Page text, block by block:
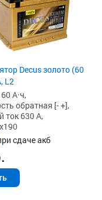
Decus золото (60
L2
А·ч,
обратная [- +],
ток 630 А,
сдаче акб